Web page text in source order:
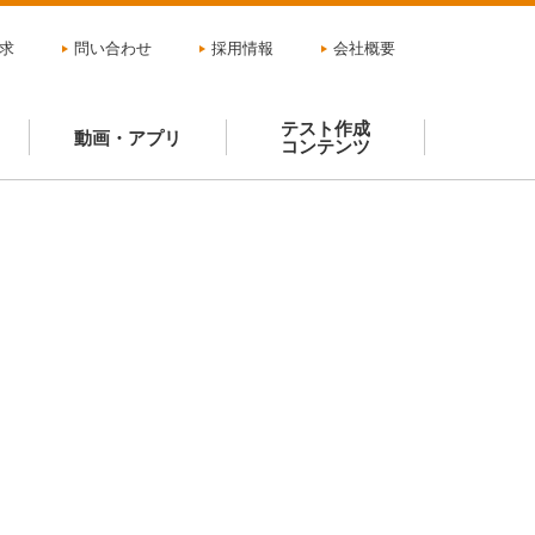
問い合わせ 採用情報 会社概要
動画・アプリ
テスト作成
コンテンツ